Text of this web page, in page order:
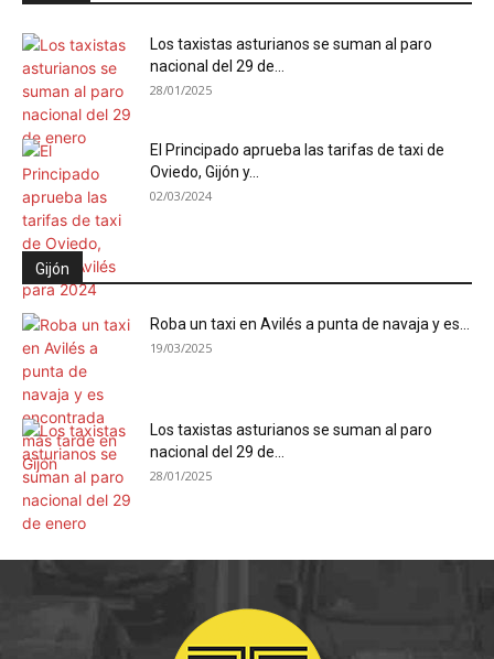
Los taxistas asturianos se suman al paro
nacional del 29 de...
28/01/2025
El Principado aprueba las tarifas de taxi de
Oviedo, Gijón y...
02/03/2024
Gijón
Roba un taxi en Avilés a punta de navaja y es...
19/03/2025
Los taxistas asturianos se suman al paro
nacional del 29 de...
28/01/2025